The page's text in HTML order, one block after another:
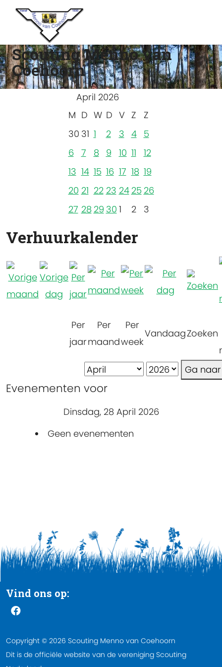
Scouting Menno van
Coehoorn
April 2026
M D W D V Z
Z
30 31 1 2 3 4
5
6
7 8 9 10 11
12
13 14 15 16 17 18 19
20 21 22 23 24 25 26
27 28 29 30 1 2 3
Verhuurkalender
Per
jaar
Per
maand
Per
week
VandaagZoeken
Ga
Evenementen voor
Dinsdag, 28 April 2026
Geen evenementen
Vind ons op:
Copyright © 2026 Scouting Menno van Coehoorn
Dit is de officiële website van de vereniging Scouting